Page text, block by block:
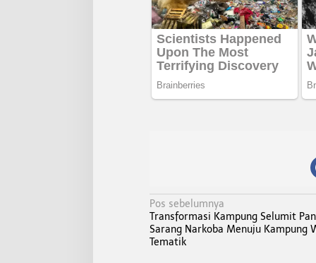
N
a
v
Pos sebelumnya
Transformasi Kampung Selumit
Sarang Narkoba Menuju Kampung
Tematik